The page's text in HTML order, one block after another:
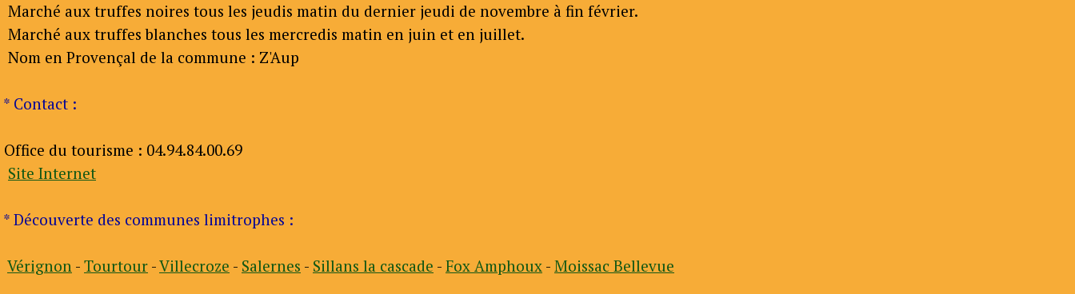
Marché aux truffes noires tous les jeudis matin du dernier jeudi de novembre à fin février.
Marché aux truffes blanches tous les mercredis matin en juin et en juillet.
Nom en Provençal de la commune : Z'Aup
* Contact :
Office du tourisme : 04.94.84.00.69
Site Internet
* Découverte des communes limitrophes :
Vérignon - Tourtour -Villecroze - Salernes - Sillans la cascade - Fox Amphoux - Moissac Bellevue